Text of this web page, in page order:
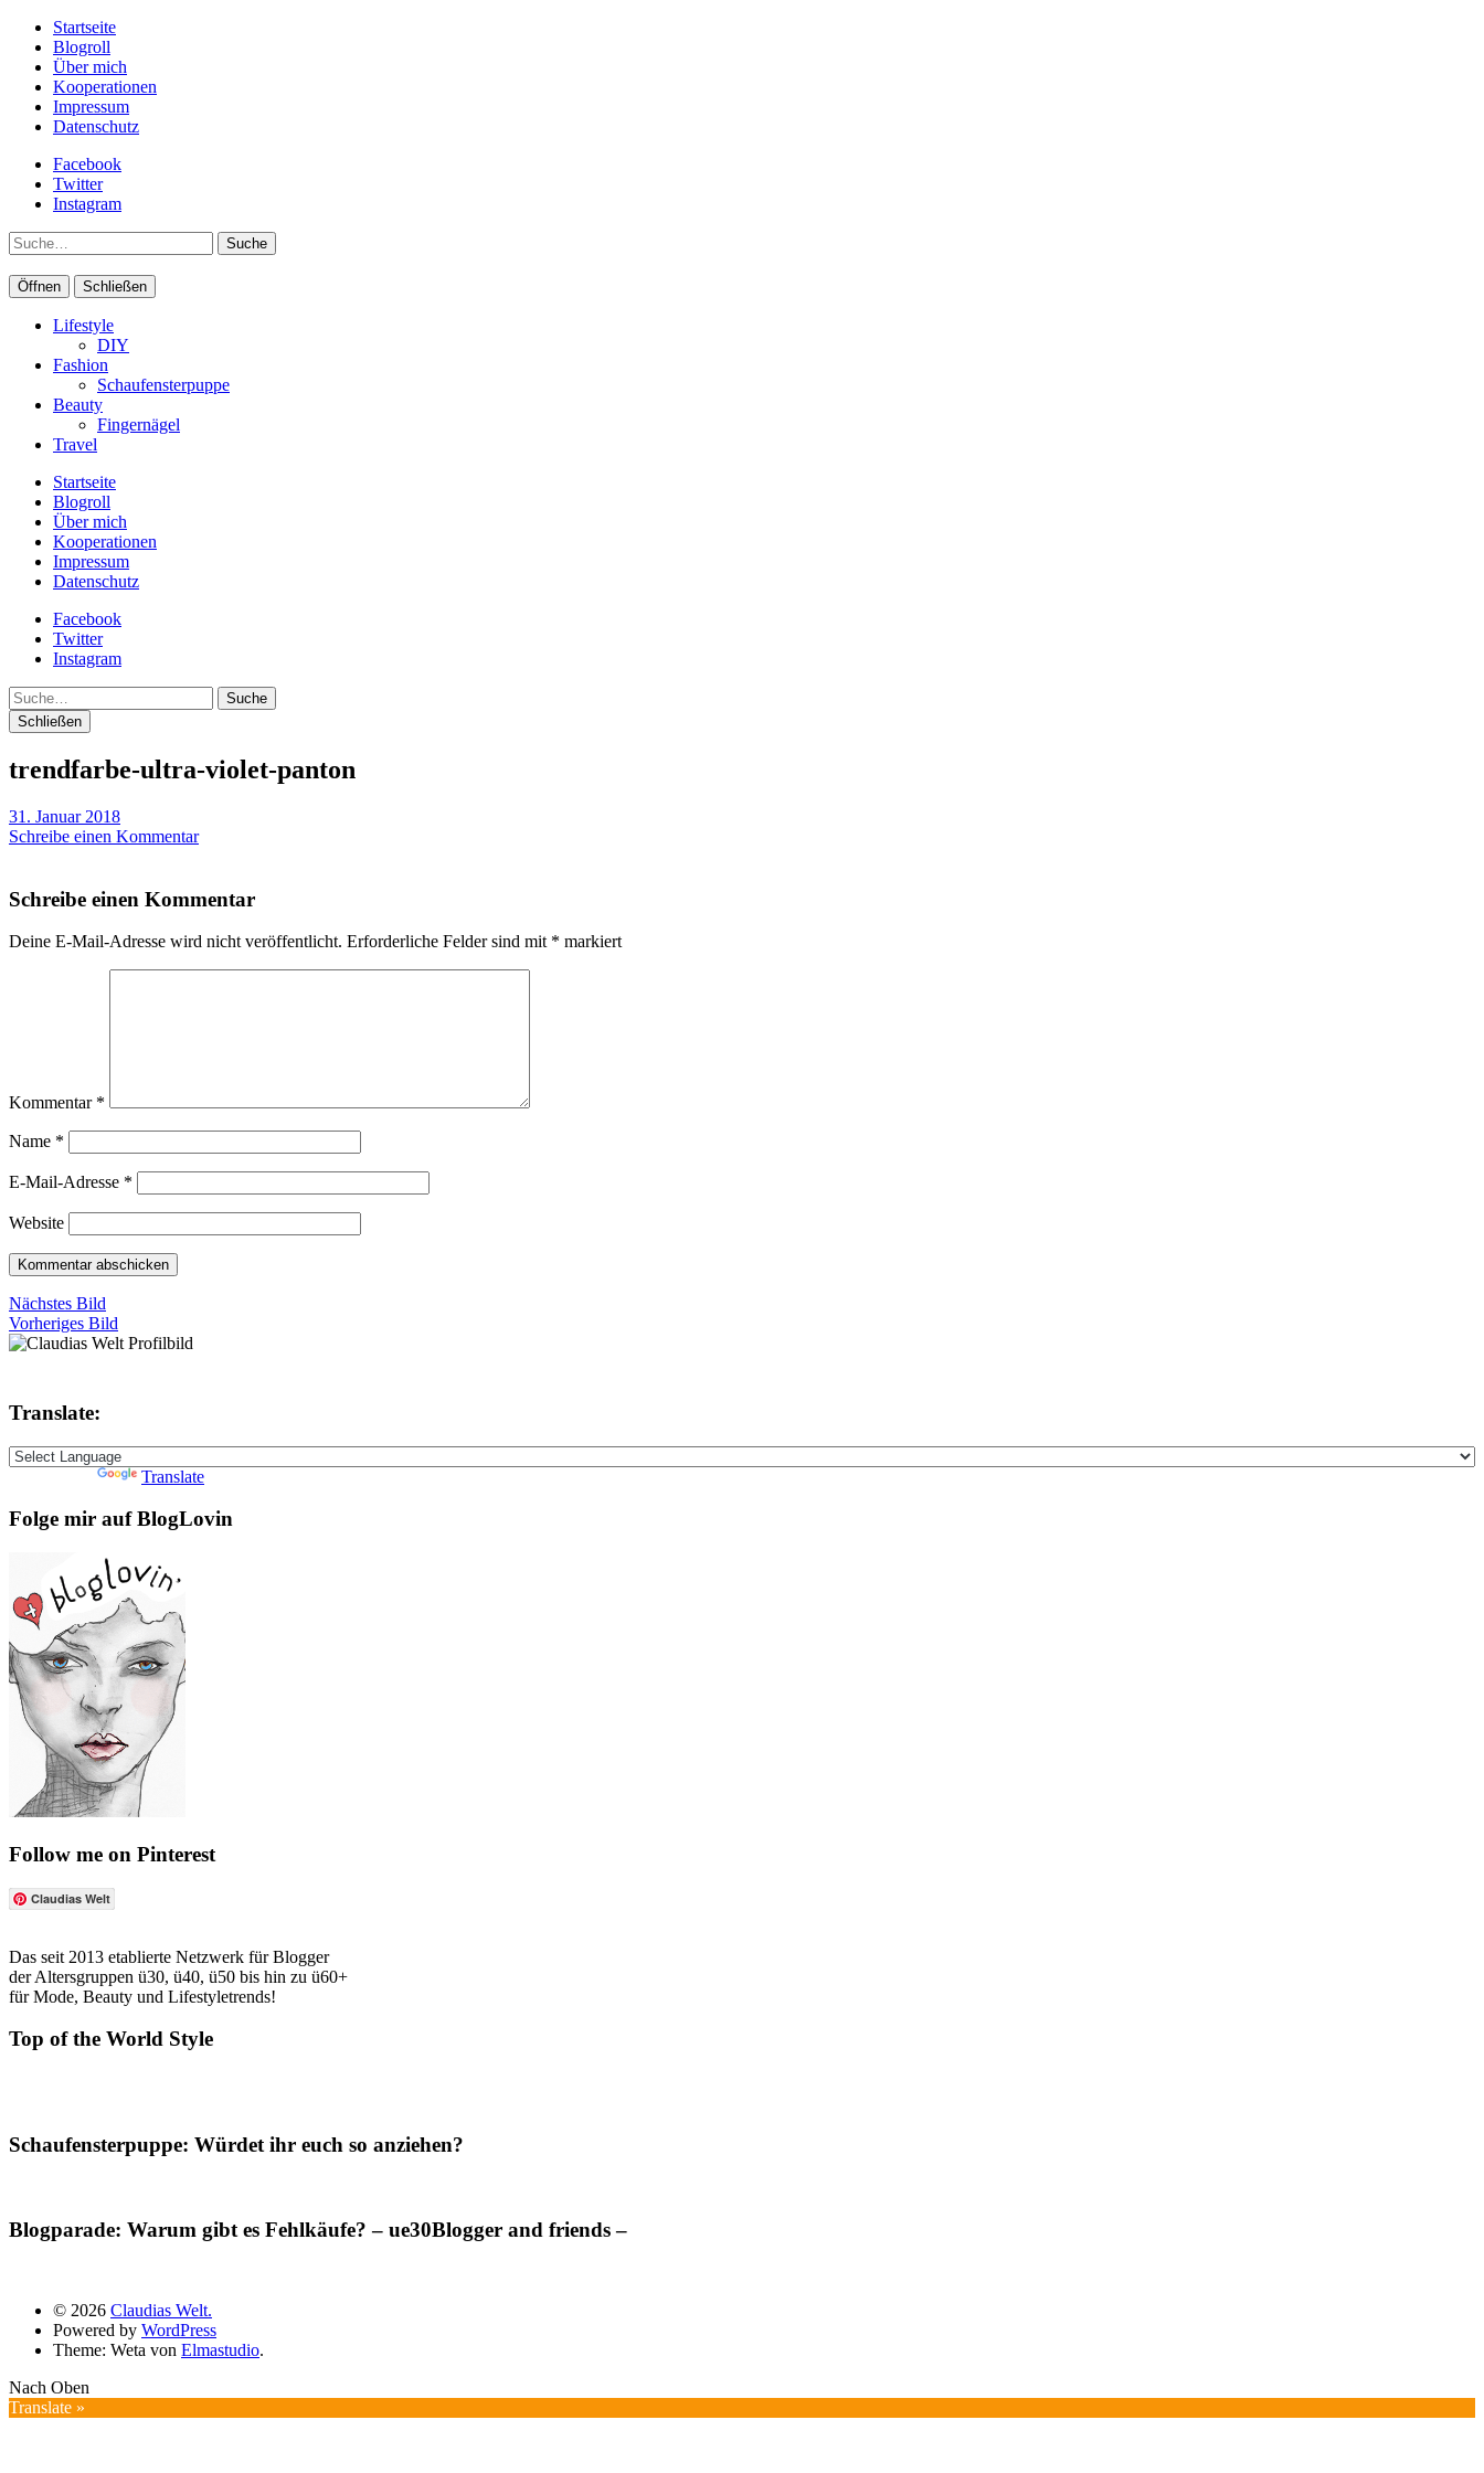
Startseite
Blogroll
Über mich
Kooperationen
Impressum
Datenschutz
Facebook
Twitter
Instagram
Suche
Öffnen Schließen
Lifestyle
DIY
Fashion
Schaufensterpuppe
Beauty
Fingernägel
Travel
Startseite
Blogroll
Über mich
Kooperationen
Impressum
Datenschutz
Facebook
Twitter
Instagram
Suche
Schließen
trendfarbe-ultra-violet-panton
31. Januar 2018
Schreibe einen Kommentar
Schreibe einen Kommentar
Deine E-Mail-Adresse wird nicht veröffentlicht. Erforderliche Felder sind mit * markiert
Kommentar *
Name *
E-Mail-Adresse *
Website
Nächstes Bild
Vorheriges Bild
Translate:
Translate
Folge mir auf BlogLovin
Follow me on Pinterest
Claudias Welt
Das seit 2013 etablierte Netzwerk für Blogger
der Altersgruppen ü30, ü40, ü50 bis hin zu ü60+
für Mode, Beauty und Lifestyletrends!
Top of the World Style
Schaufensterpuppe: Würdet ihr euch so anziehen?
Blogparade: Warum gibt es Fehlkäufe? – ue30Blogger and friends –
© 2026 Claudias Welt.
Powered by WordPress
Theme: Weta von Elmastudio.
Nach Oben
Translate »